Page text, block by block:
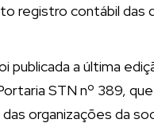
registro contábil das
publicada a última
STN nº 389,
organizações da